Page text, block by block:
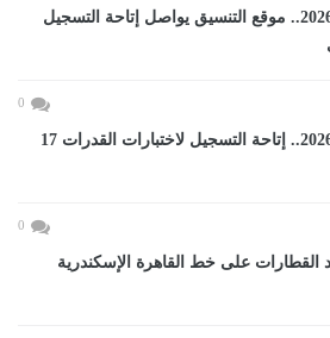
تنسيق الجامعات 2026.. موقع التنسيق يواصل إتاحة التسجيل
0
تنسيق الجامعات 2026.. إتاحة التسجيل لاختبارات القدرات 17
0
على خط القاهرة الإسكندرية